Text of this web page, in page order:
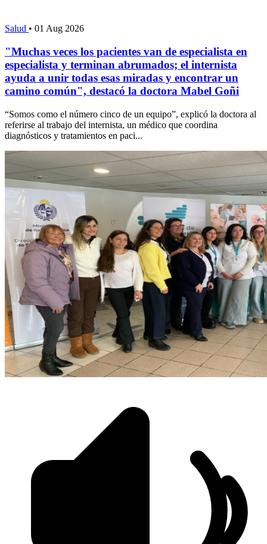
Salud • 01 Aug 2026
"Muchas veces los pacientes van de especialista en
especialista y terminan abrumados; el internista
ayuda a unir todas esas miradas y encontrar un
camino común", destacó la doctora Mabel Goñi
“Somos como el número cinco de un equipo”, explicó la doctora al
referirse al trabajo del internista, un médico que coordina
diagnósticos y tratamientos en paci...